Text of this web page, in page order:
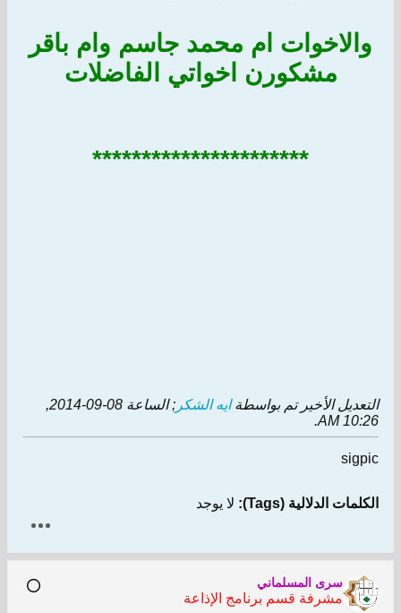
والاخوات ام محمد جاسم وام باقر
مشكورن اخواتي الفاضلات
**********************
التعديل الأخير تم بواسطةايه الشكر ; الساعة
08-09-2014,
10:26 AM
.
sigpic
الكلمات الدلالية (Tags): لا يوجد
سرى المسلماني
مشرفة قسم برنامج الإذاعة